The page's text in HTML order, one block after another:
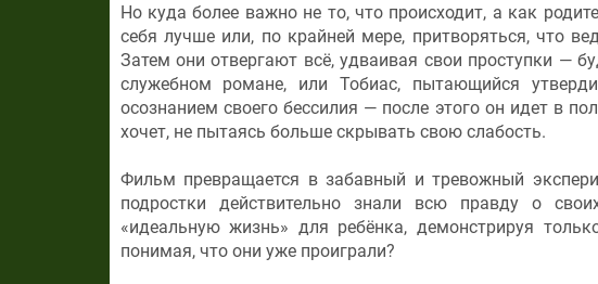
Но куда более важно не то, что происходит, а как
себя лучше или, по крайней мере, притворяться, что
Затем они отвергают всё, удваивая свои проступки
служебном романе, или Тобиас, пытающийся
осознанием своего бессилия — после этого он идет в
хочет, не пытаясь больше скрывать свою слабость.
Фильм превращается в забавный и тревожный
подростки действительно знали всю правду о
«идеальную жизнь» для ребёнка, демонстрируя
понимая, что они уже проиграли?